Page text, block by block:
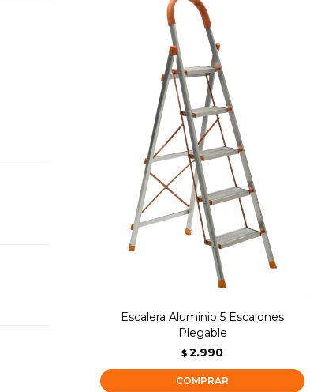
Escalera Aluminio 5 Escalones
Plegable
$ 2.990